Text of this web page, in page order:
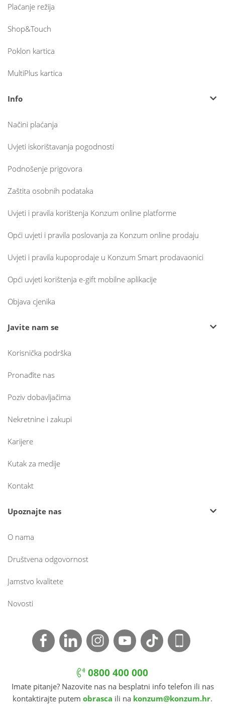
Plaćanje režija
Shop&Touch
Poklon kartica
MultiPlus kartica
Info
Načini plaćanja
Uvjeti iskorištavanja pogodnosti
Podnošenje prigovora
Zaštita osobnih podataka
Uvjeti i pravila korištenja Konzum online platforme
Opći uvjeti i pravila poslovanja za Konzum online prodaju
Uvjeti i pravila kupoprodaje u Konzum Smart prodavaonici
Opći uvjeti korištenja e-gift mobilne aplikacije
Objava cjenika
Javite nam se
Korisnička podrška
Pronađite nas
Poziv dobavljačima
Nekretnine i zakupi
Karijere
Kutak za medije
Kontakt
Upoznajte nas
O nama
Društvena odgovornost
Jamstvo kvalitete
Novosti
0800 400 000
Imate pitanje? Nazovite nas na besplatni info telefon ili nas
kontaktirajte putem obrasca ili na konzum@konzum.hr.